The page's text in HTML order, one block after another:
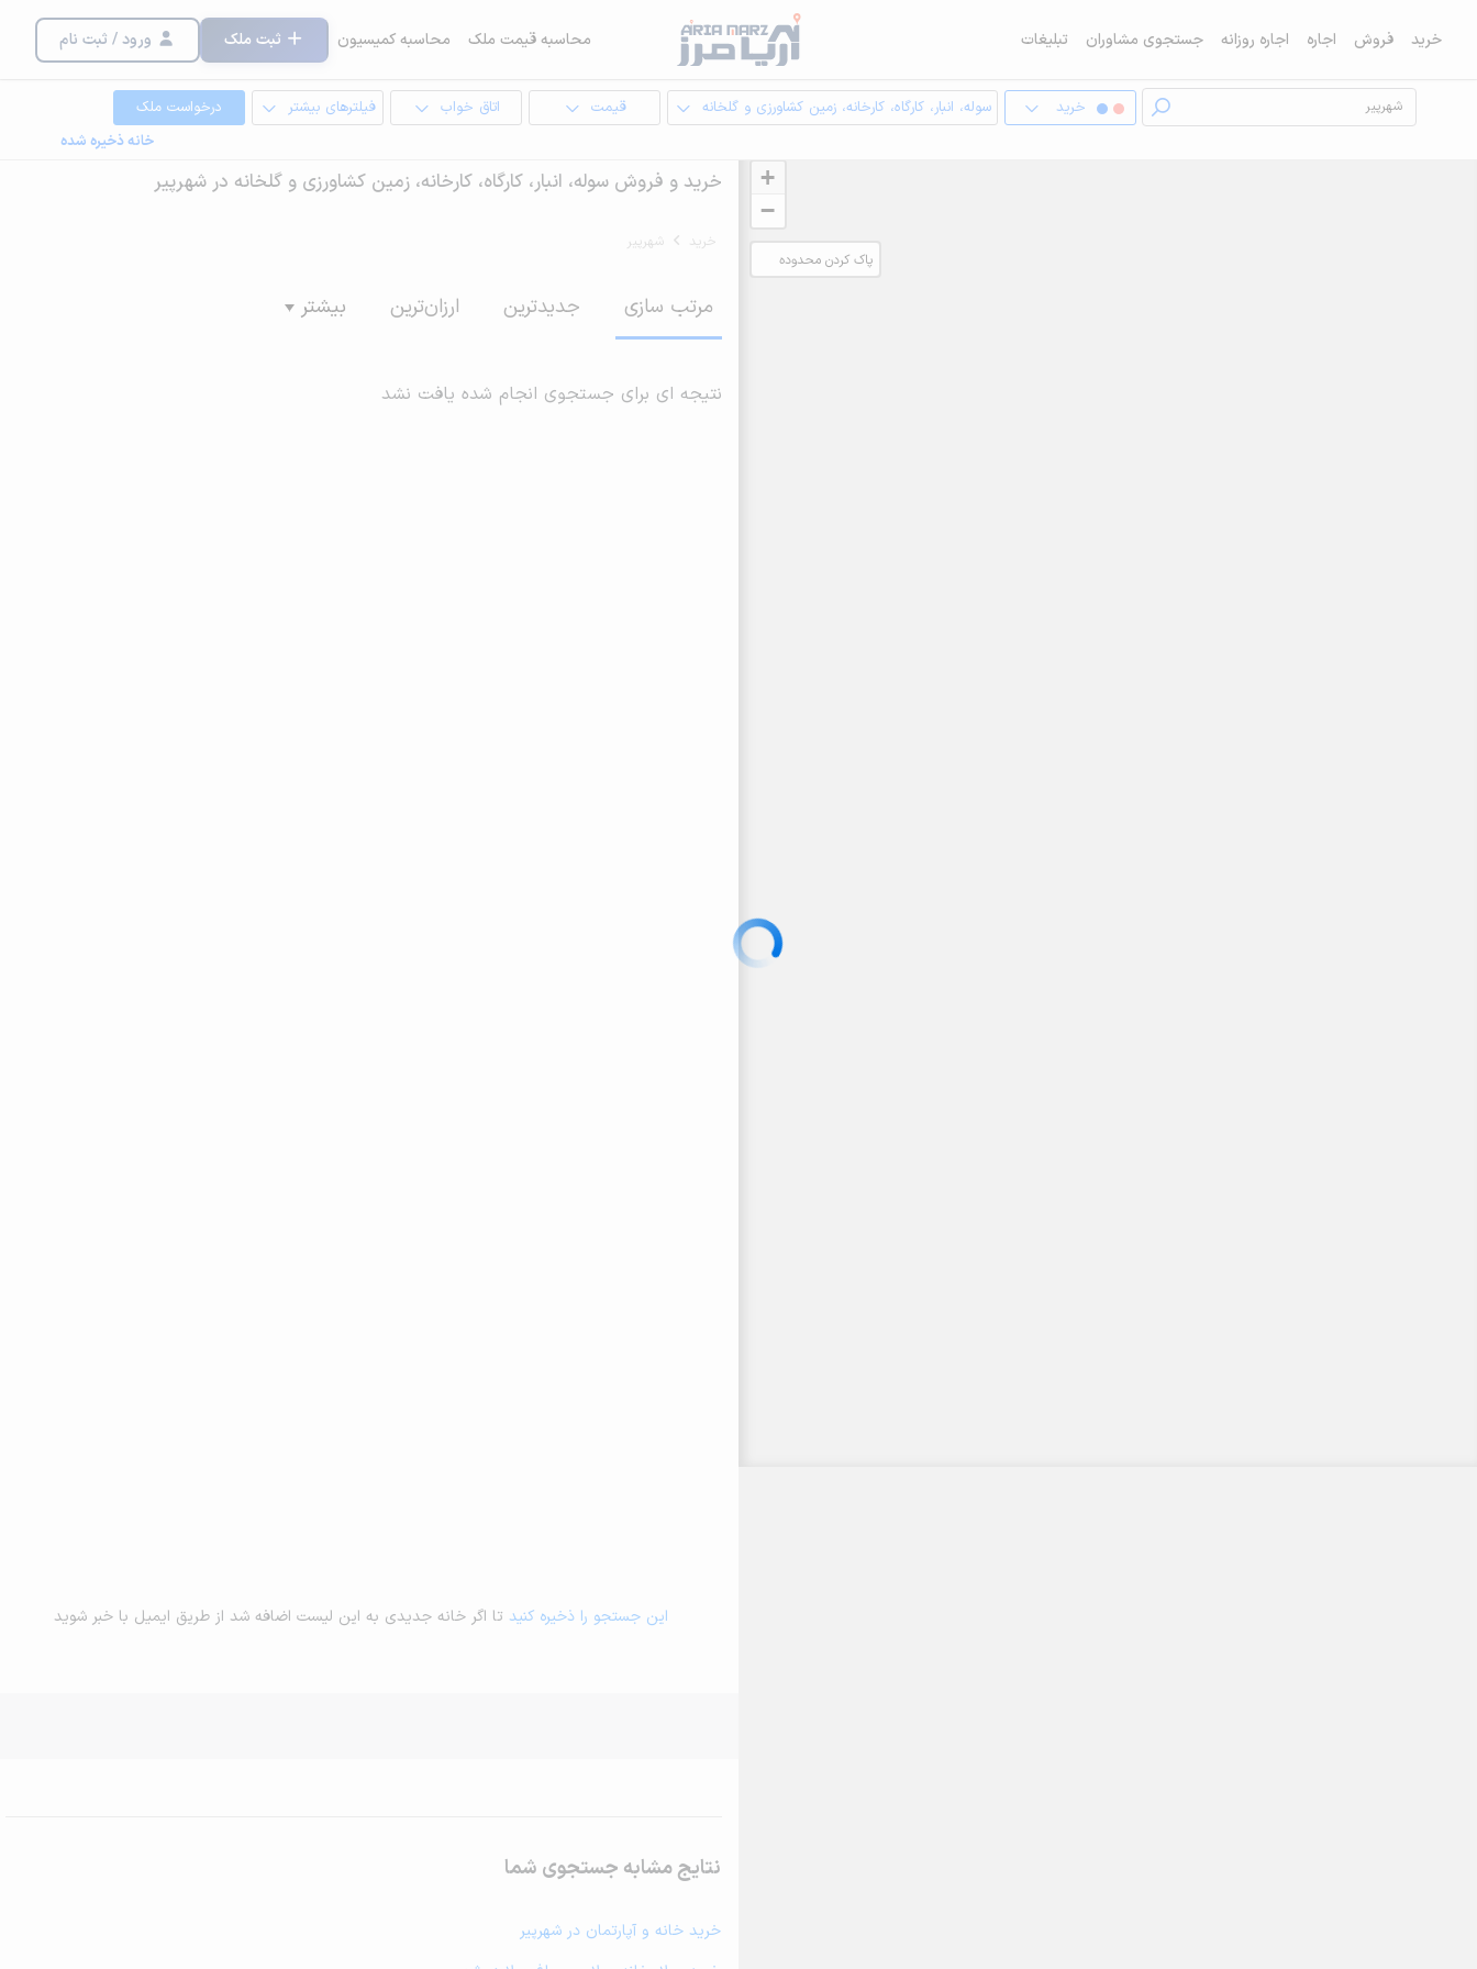
خرید فروش اجاره اجاره روزانه جستجوی مشاوران تبلیغات محاسبه قیمت ملک محاسبه کمیسیون ثبت ملک ورود / ثبت نام
خرید سوله، انبار، کارگاه، کارخانه، زمین کشاورزی و گلخانه قیمت اتاق خواب فیلترهای بیشتر
درخواست ملک
خانه ذخیره شده
+
−
پاک کردن محدوده
خرید و فروش سوله، انبار، کارگاه، کارخانه، زمین کشاورزی و گلخانه در شهرپیر
خرید شهرپیر
مرتب سازی جدیدترین ارزان‌ترین بیشتر
نتیجه ای برای جستجوی انجام شده یافت نشد
این جستجو را ذخیره کنید تا اگر خانه جدیدی به این لیست اضافه شد از طریق ایمیل با خبر شوید
نتایج مشابه جستجوی شما
خرید خانه و آپارتمان در شهرپیر